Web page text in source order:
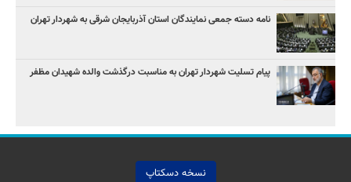
نامه دسته جمعی نمایندگان استان آذربایجان شرقی به شهردار تهران
پیام تسلیت شهردار تهران به مناسبت درگذشت والده شهیدان مظفر
نسخه دسکتاپ